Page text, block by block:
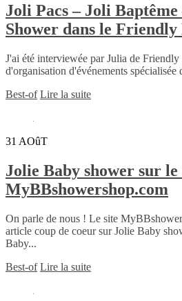
Joli Pacs – Joli
Shower dans le Friendly
J'ai été interviewée par Julia de
d'organisation d'événements spécialisée
Best-of Lire la suite
31 AOûT
Jolie Baby shower sur le
MyBBshowershop.com
On parle de nous ! Le site
article coup de coeur sur Jolie Baby
Baby...
Best-of Lire la suite